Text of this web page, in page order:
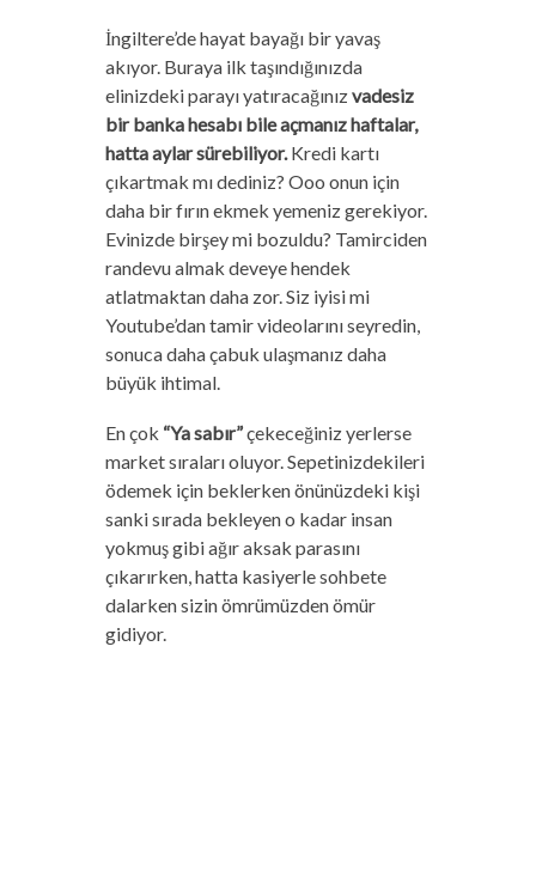
İngiltere’de hayat bayağı bir yavaş
akıyor. Buraya ilk taşındığınızda
elinizdeki parayı yatıracağınızvadesiz
bir banka hesabı bile açmanız haftalar,
hatta aylar sürebiliyor.Kredi kartı
çıkartmak mı dediniz? Ooo onun için
daha bir fırın ekmek yemeniz gerekiyor.
Evinizde birşey mi bozuldu? Tamirciden
randevu almak deveye hendek
atlatmaktan daha zor. Siz iyisi mi
Youtube’dan tamir videolarını seyredin,
sonuca daha çabuk ulaşmanız daha
büyük ihtimal.
En çok “Ya sabır”çekeceğiniz yerlerse
market sıraları oluyor. Sepetinizdekileri
ödemek için beklerken önünüzdeki kişi
sanki sırada bekleyen o kadar insan
yokmuş gibi ağır aksak parasını
çıkarırken, hatta kasiyerle sohbete
dalarken sizin ömrümüzden ömür
gidiyor.